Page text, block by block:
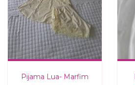
Pijama Lua- Marfim